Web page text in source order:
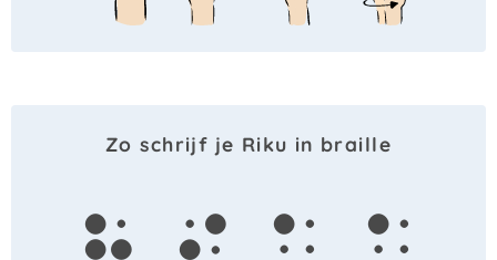
Zo schrijf je Riku in braille